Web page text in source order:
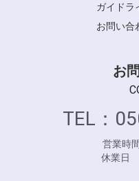
ガイドラ
お問い合
お
TEL：
営業時
休業日